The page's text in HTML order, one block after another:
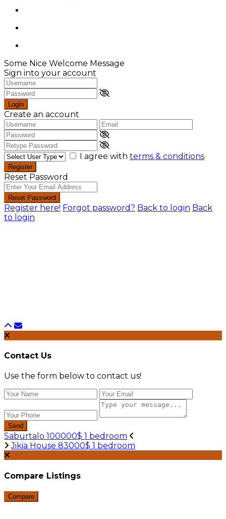
Some Nice Welcome Message
Sign into your account
Login
Create an account
I agree with terms & conditions
Register
Reset Password
Reset Password
Register here! Forgot password? Back to login Back
to login
Contact Us
Use the form below to contact us!
Send
Saburtalo 100000$ 1 bedroom
Jikia House 83000$ 1 bedroom
Compare Listings
Compare